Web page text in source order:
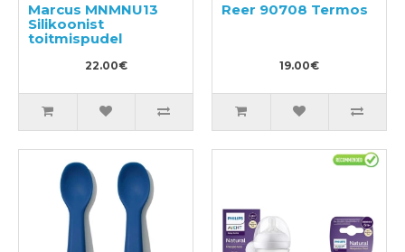
Marcus MNMNU13
Silikoonist
toitmispudel
22.00€
Reer 90708 Termos
19.00€